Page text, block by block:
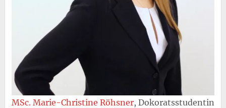
MSc. Marie-Christine Röhsner, Dokoratsstudentin